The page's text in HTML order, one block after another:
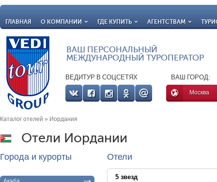
ГЛАВНАЯ О КОМПАНИИ ГДЕ КУПИТЬ АГЕНТСТВАМ
ВАШ ПЕРСОНАЛЬНЫЙ
МЕЖДУНАРОДНЫЙ ТУРОПЕРАТОР
ВЕДИТУР В СОЦСЕТЯХ ВАШ ГОРОД:
Москва
Каталог отелей » Иордания
Отели Иордании
Города и курорты Отели
5 звезд